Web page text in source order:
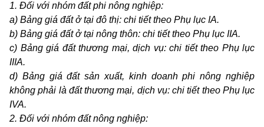
1. Đối với nhóm đất phi nông nghiệp:
a) Bảng giá đất ở tại đô thị: chi tiết theo Phụ lục IA.
b) Bảng giá đất ở tại nông thôn: chi tiết theo Phụ lục IIA.
c) Bảng giá đất thương mại, dịch vụ: chi tiết theo Phụ lục
IIIA.
d) Bảng giá đất sản xuất, kinh doanh phi nông nghiệp
không phải là đất thương mại, dịch vụ: chi tiết theo Phụ lục
IVA.
2. Đối với nhóm đất nông nghiệp: